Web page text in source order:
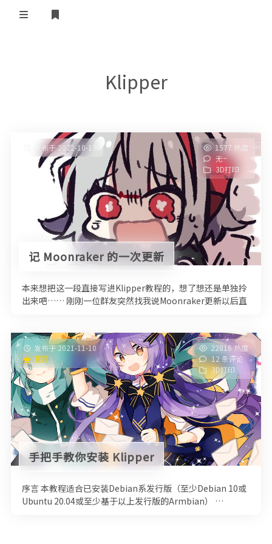
杂谈
Klipper
发布于 2022-10-15
1577 热度
无~
3D打印
记 Moonraker 的一次更新
本来想把这一段直接写进Klipper教程的，想了想还是单独拎
出来吧…… 刚刚一位群友突然找我说Moonraker更新以后直
发布于 2021-11-10
置顶
22816 热度
12 条评论
3D打印
手把手教你安装 Klipper
序言 本教程适合已安装Debian系发行版（至少Debian 10或
Ubuntu 20.04或至少基于以上发行版的Armbian） …